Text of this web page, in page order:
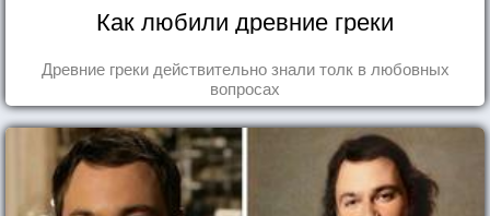
Как любили древние греки
Древние греки действительно знали толк в любовных
вопросах